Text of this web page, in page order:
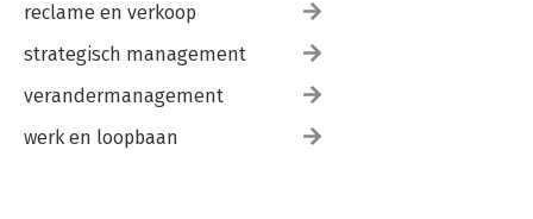
reclame en verkoop
strategisch management
verandermanagement
werk en loopbaan